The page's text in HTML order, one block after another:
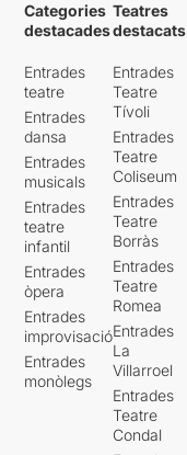
Categories
destacades
Entrades
teatre
Entrades
dansa
Entrades
musicals
Entrades
teatre
infantil
Entrades
òpera
Entrades
improvisació
Entrades
monòlegs
Teatres
destacats
Entrades
Teatre
Tívoli
Entrades
Teatre
Coliseum
Entrades
Teatre
Borràs
Entrades
Teatre
Romea
Entrades
La
Villarroel
Entrades
Teatre
Condal